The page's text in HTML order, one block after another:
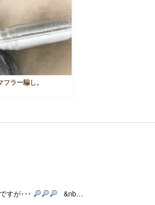
フラー騙し。
すが･･･ &nb…